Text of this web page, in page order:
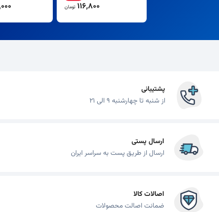
116,800 تومان
پشتیبانی
از شنبه تا چهارشنبه 9 الی 21
ارسال پستی
ارسال از طریق پست به سراسر ایران
اصالات کالا
ضمانت اصالت محصولات